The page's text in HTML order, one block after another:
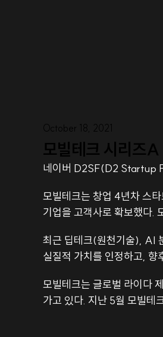
October 18, 2021
모빌테크 시리즈A
네이버 D2SF(D2 Startup
모빌테크는 창업 4년차 스
기업을 고객사로 확보했다.
최근 딥테크(원천기술), AI
실질적 가치를 인정하고, 향
모빌테크는 글로벌 라이다